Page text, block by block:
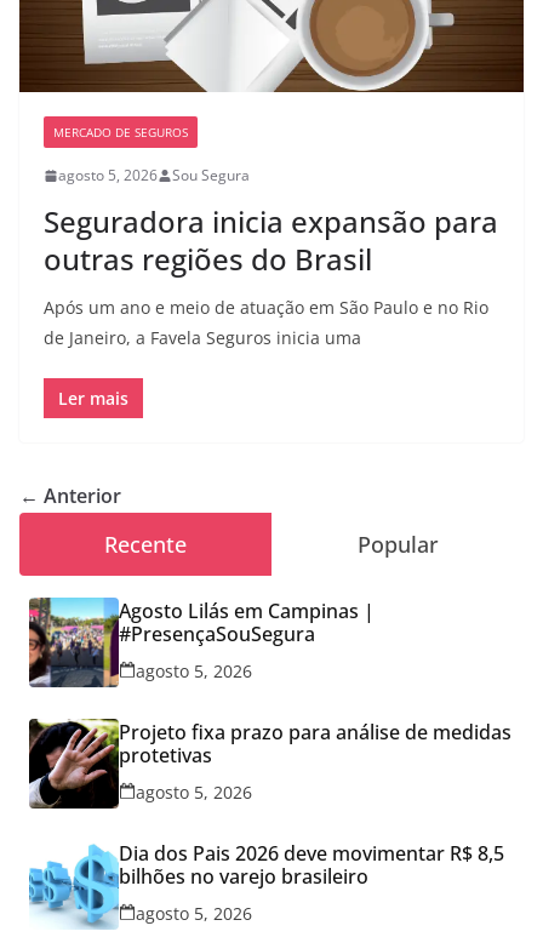
MERCADO DE SEGUROS
agosto 5, 2026 Sou Segura
Seguradora inicia expansão para
outras regiões do Brasil
Após um ano e meio de atuação em São Paulo e no Rio
de Janeiro, a Favela Seguros inicia uma
Ler mais
← Anterior
Recente Popular
Agosto Lilás em Campinas |
#PresençaSouSegura
agosto 5, 2026
Projeto fixa prazo para análise de medidas
protetivas
agosto 5, 2026
Dia dos Pais 2026 deve movimentar R$ 8,5
bilhões no varejo brasileiro
agosto 5, 2026